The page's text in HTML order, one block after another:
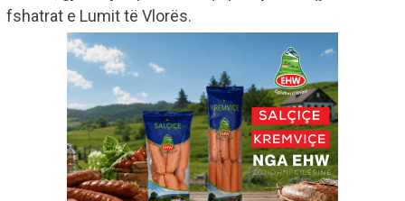
fshatrat e Lumit të Vlorës.